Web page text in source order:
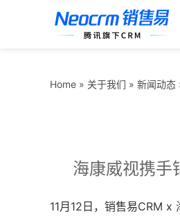
Home » 关于我们 » 新闻动态
海康威视携手
11月12日，销售易CRM x